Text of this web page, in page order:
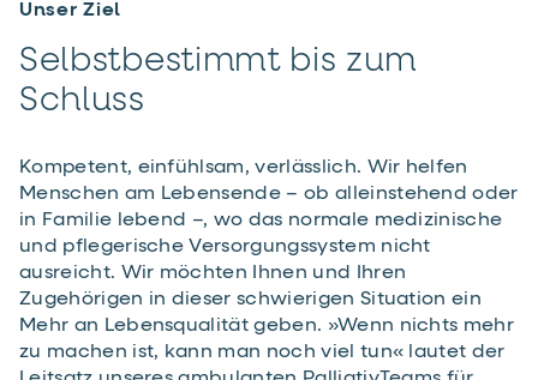
Unser Ziel
Selbstbestimmt bis zum
Schluss
Kompetent, einfühlsam, verlässlich. Wir helfen
Menschen am Lebensende – ob alleinstehend oder
in Familie lebend –, wo das normale medizinische
und pflegerische Versorgungssystem nicht
ausreicht. Wir möchten Ihnen und Ihren
Zugehörigen in dieser schwierigen Situation ein
Mehr an Lebensqualität geben. »Wenn nichts mehr
zu machen ist, kann man noch viel tun« lautet der